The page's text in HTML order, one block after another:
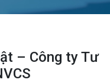
– Công ty Tư